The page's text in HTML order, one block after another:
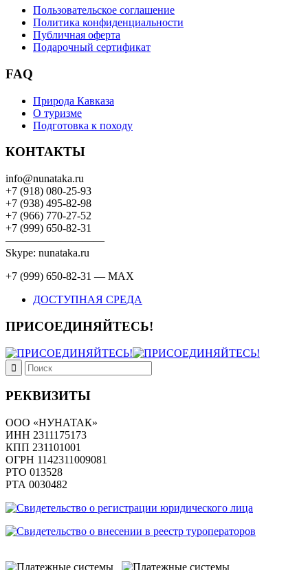
Пользовательское соглашение
Политика конфиденциальности
Публичная оферта
Подарочный сертификат
FAQ
Природа Кавказа
О туризме
Подготовка к походу
КОНТАКТЫ
info@nunataka.ru
+7 (918) 080-25-93
+7 (938) 495-82-98
+7 (966) 770-27-52
+7 (999) 650-82-31
—————————
Skype: nunataka.ru
+7 (999) 650-82-31 — MAX
ДОСТУПНАЯ СРЕДА
ПРИСОЕДИНЯЙТЕСЬ!
РЕКВИЗИТЫ
ООО «НУНАТАК»
ИНН 2311175173
КПП 231101001
ОГРН 1142311009081
PTO 013528
РТА 0030482